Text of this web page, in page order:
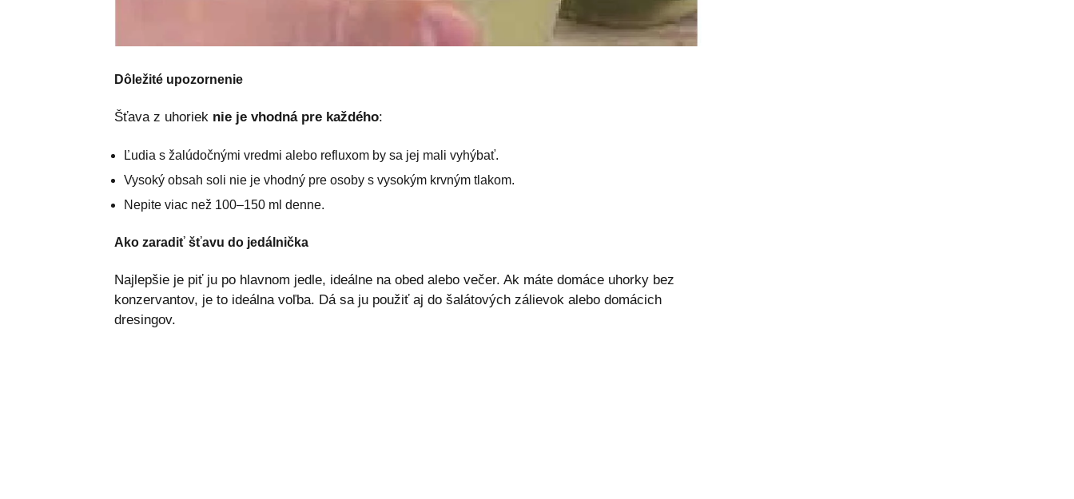
Dôležité upozornenie
Šťava z uhoriek nie je vhodná pre každého:
Ľudia s žalúdočnými vredmi alebo refluxom by sa jej mali vyhýbať.
Vysoký obsah soli nie je vhodný pre osoby s vysokým krvným tlakom.
Nepite viac než 100–150 ml denne.
Ako zaradiť šťavu do jedálnička
Najlepšie je piť ju po hlavnom jedle, ideálne na obed alebo večer. Ak máte domáce uhorky bez
konzervantov, je to ideálna voľba. Dá sa ju použiť aj do šalátových zálievok alebo domácich
dresingov.